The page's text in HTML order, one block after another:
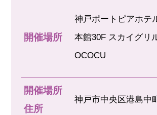
開催場所
神戸ポートピアホテ
本館30F スカイグリ
OCOCU
開催場所
住所
神戸市中央区港島中